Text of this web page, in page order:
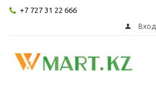
+7 727 31 22 666
Вход